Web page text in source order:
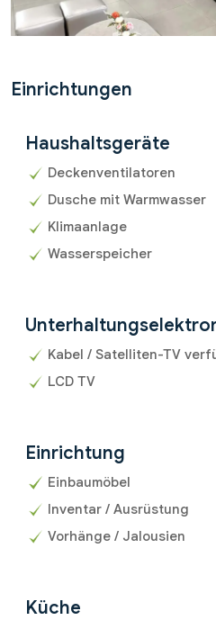
Einrichtungen
Haushaltsgeräte
Deckenventilatoren
Dusche mit Warmwasser
Klimaanlage
Wasserspeicher
Kabel / Satelliten-TV
LCD TV
Einrichtung
Einbaumöbel
Inventar / Ausrüstung
Vorhänge / Jalousien
Küche